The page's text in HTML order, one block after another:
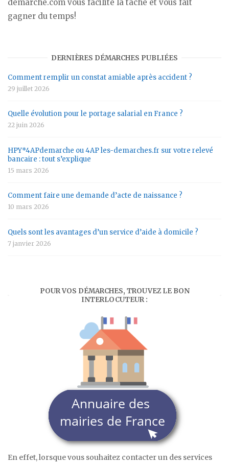
demarche.com vous facilite la tâche et vous fait
gagner du temps!
DERNIÈRES DÉMARCHES PUBLIÉES
Comment remplir un constat amiable après accident ?
29 juillet 2026
Quelle évolution pour le portage salarial en France ?
22 juin 2026
HPY*4APdemarche ou 4AP les-demarches.fr sur votre relevé
bancaire : tout s’explique
15 mars 2026
Comment faire une demande d’acte de naissance ?
10 mars 2026
Quels sont les avantages d’un service d’aide à domicile ?
7 janvier 2026
POUR VOS DÉMARCHES, TROUVEZ LE BON
INTERLOCUTEUR :
En effet, lorsque vous souhaitez contacter un des services